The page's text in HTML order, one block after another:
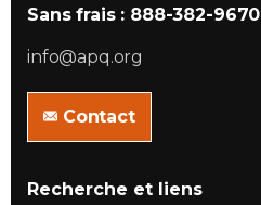
Sans frais : 888-382-9670
info@apq.org
Contact
Recherche et liens